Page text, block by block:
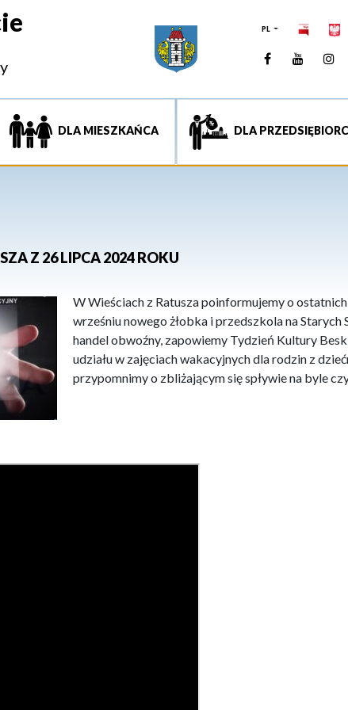
PL
Facebook
DLA MIESZKAŃCA DLA
Z 26 LIPCA 2024 ROKU
W Wieściach z Ratusza poinformujemy o
wrześniu nowego żłobka i przedszkola na Starych
handel obwoźny, zapowiemy Tydzień Kultury
udziału w zajęciach wakacyjnych dla rodzin z
przypomnimy o zbliżającym się spływie na byle